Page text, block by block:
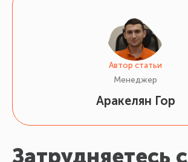
Автор статьи
Менеджер
Аракелян Гор
Затрудняетесь с